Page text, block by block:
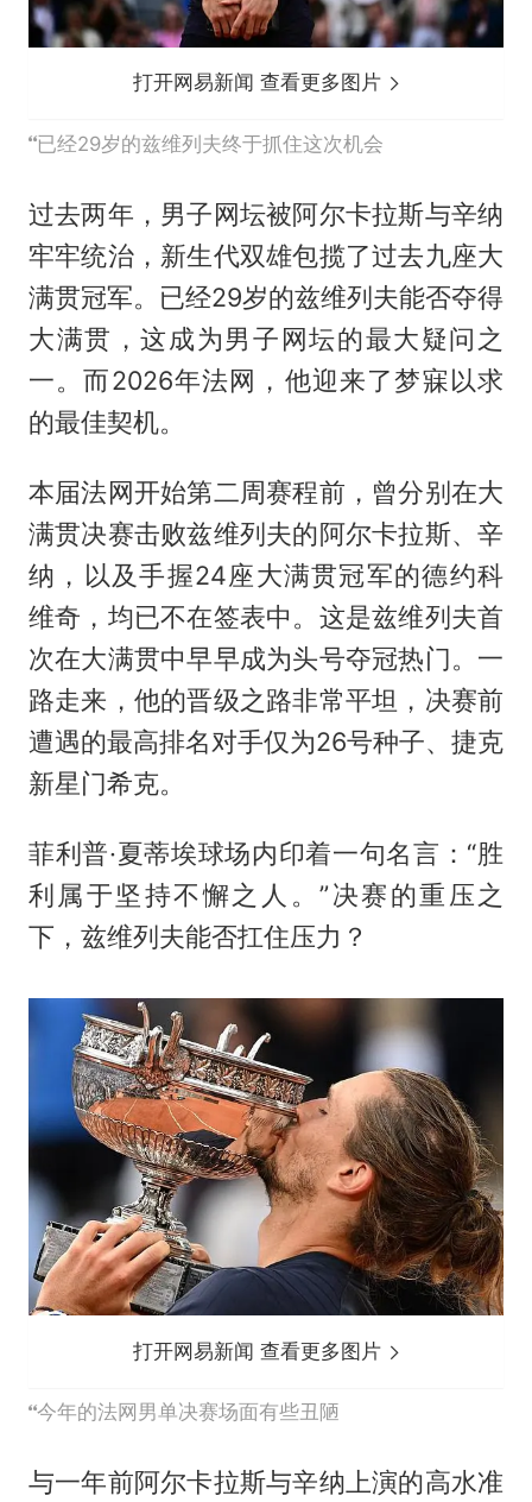
打开网易新闻 查看更多图片
已经29岁的兹维列夫终于抓住这次机会
过去两年，男子网坛被阿尔卡拉斯与辛纳
牢牢统治，新生代双雄包揽了过去九座大
满贯冠军。已经29岁的兹维列夫能否夺得
大满贯，这成为男子网坛的最大疑问之
一。而2026年法网，他迎来了梦寐以求
的最佳契机。
本届法网开始第二周赛程前，曾分别在大
满贯决赛击败兹维列夫的阿尔卡拉斯、辛
纳，以及手握24座大满贯冠军的德约科
维奇，均已不在签表中。这是兹维列夫首
次在大满贯中早早成为头号夺冠热门。一
路走来，他的晋级之路非常平坦，决赛前
遭遇的最高排名对手仅为26号种子、捷克
新星门希克。
菲利普·夏蒂埃球场内印着一句名言：“胜
利属于坚持不懈之人。”决赛的重压之
下，兹维列夫能否扛住压力？
打开网易新闻 查看更多图片
今年的法网男单决赛场面有些丑陋
与一年前阿尔卡拉斯与辛纳上演的高水准